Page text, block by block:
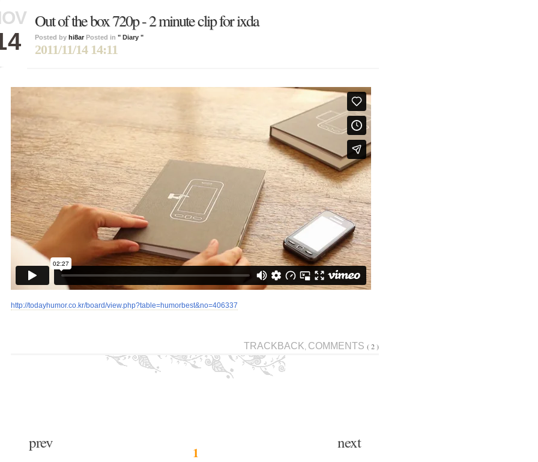
Out of the box 720p - 2 minute clip for ixda
Posted by hi8ar Posted in " Diary "
2011/11/14 14:11
http://todayhumor.co.kr/board/view.php?table=humorbest&no=406337
TRACKBACK, COMMENTS ( 2 )
prev next
1